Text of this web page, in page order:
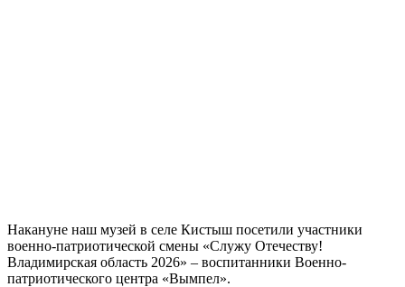
Накануне наш музей в селе Кистыш посетили участники
военно-патриотической смены «Служу Отечеству!
Владимирская область 2026» – воспитанники Военно-
патриотического центра «Вымпел».